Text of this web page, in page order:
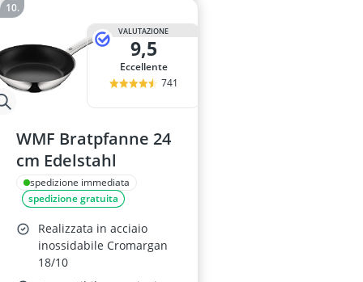
VALUTAZIONE
9,5
Eccellente
741
WMF Bratpfanne 24
cm Edelstahl
spedizione immediata
spedizione gratuita
Realizzata in acciaio
inossidabile Cromargan
18/10